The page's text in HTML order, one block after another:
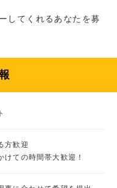
してくれるあなたを募
方歓迎
けての時間帯大歓迎！